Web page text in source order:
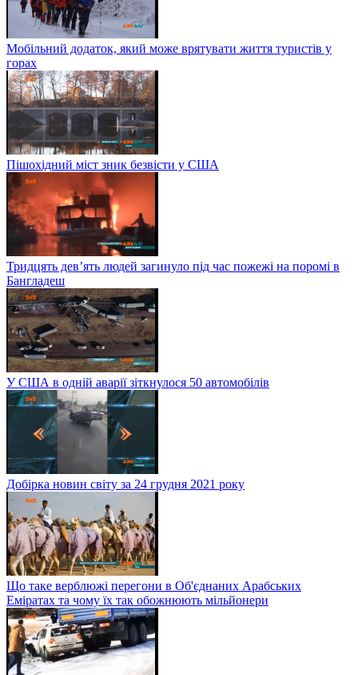
Мобільний додаток, який може врятувати життя туристів у
горах
Пішохідний міст зник безвісти у США
Тридцять дев’ять людей загинуло під час пожежі на поромі в
Бангладеш
У США в одній аварії зіткнулося 50 автомобілів
Добірка новин світу за 24 грудня 2021 року
Що таке верблюжі перегони в Об'єднаних Арабських
Еміратах та чому їх так обожнюють мільйонери